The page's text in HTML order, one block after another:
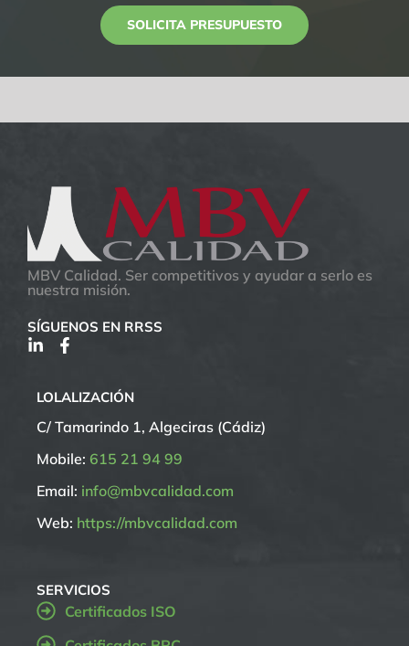
SOLICITA PRESUPUESTO
MBV Calidad. Ser competitivos y ayudar a serlo es
nuestra misión.
SÍGUENOS EN RRSS
LOLALIZACIÓN
C/ Tamarindo 1, Algeciras (Cádiz)
Mobile: 615 21 94 99
Email: info@mbvcalidad.com
Web: https://mbvcalidad.com
SERVICIOS
Certificados ISO